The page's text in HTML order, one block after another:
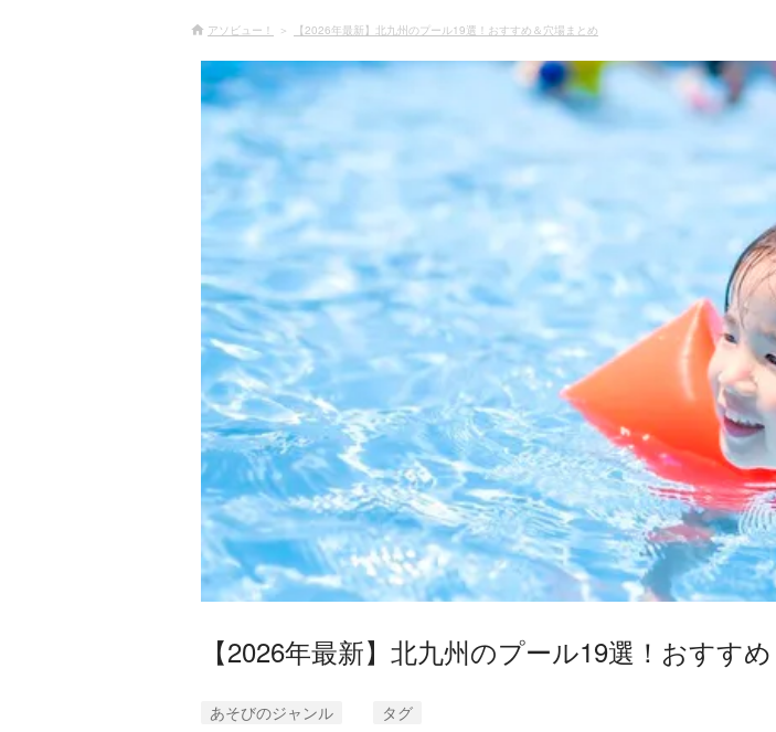
アソビュー！ 【2026年最新】北九州のプール19選！おすすめ＆穴場まとめ
【2026年最新】北九州のプール19選！おすす
あそびのジャンル タグ